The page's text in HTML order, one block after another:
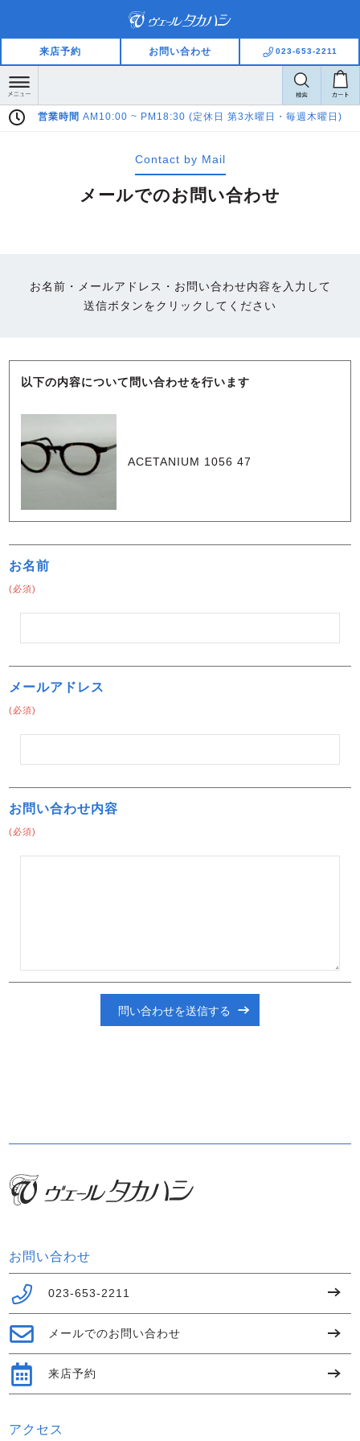
来店予約 お問い合わせ 023-653-2211
営業時間AM10:00 ~ PM18:30 (定休日 第3水曜日・毎週木曜日)
Contact by Mail
メールでのお問い合わせ
お名前・メールアドレス・お問い合わせ内容を入力して
送信ボタンをクリックしてください
以下の内容について問い合わせを行います
ACETANIUM 1056 47
お名前
(必須)
メールアドレス
(必須)
お問い合わせ内容
(必須)
問い合わせを送信する
お問い合わせ
023-653-2211
メールでのお問い合わせ
来店予約
アクセス